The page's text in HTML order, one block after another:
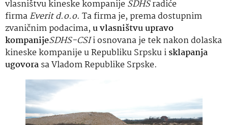
vlasništvu kineske kompanijeSDHSradiće
firmaEverit d.o.o. Ta firma je, prema dostupnim
zvaničnim podacima,u vlasništvu upravo
kompanijeSDHS-CSIi osnovana je tek nakon dolaska
kineske kompanije u Republiku Srpsku isklapanja
ugovorasa Vladom Republike Srpske.